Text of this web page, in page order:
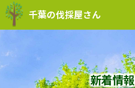
千葉の伐採屋さん
新着情報